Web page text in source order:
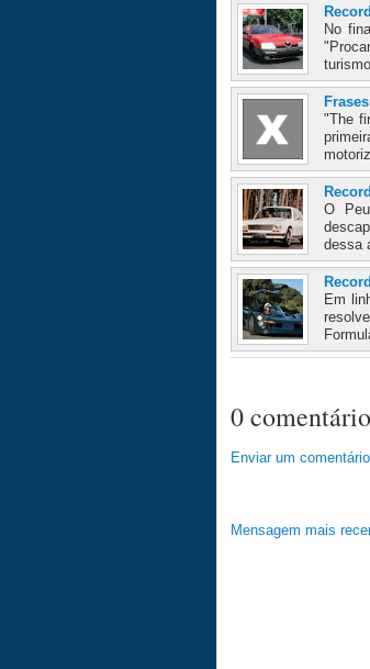
No
"The
O
dessa
Em
0
Enviar um comentário
Mensagem mais